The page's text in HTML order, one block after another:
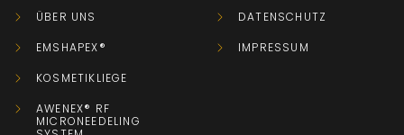
ÜBER UNS
EMSHAPEX®
KOSMETIKLIEGE
AWENEX® RF
MICRONEEDELING
DATENSCHUTZ
IMPRESSUM